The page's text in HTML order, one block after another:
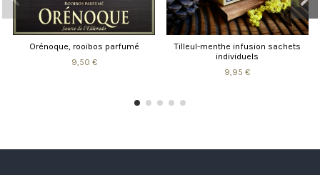
Orénoque, rooibos parfumé
9,50 €
Tilleul-menthe infusion sachets
individuels
9,95 €